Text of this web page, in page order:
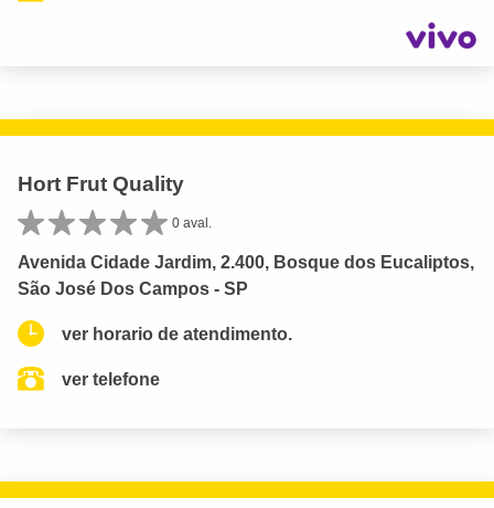
Hort Frut Quality
0 aval.
Avenida Cidade Jardim, 2.400, Bosque dos Eucaliptos,
São José Dos Campos - SP
ver horario de atendimento.
ver telefone